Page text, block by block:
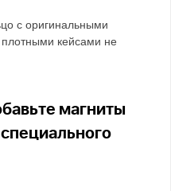
с оригинальными
кейсами не
магниты